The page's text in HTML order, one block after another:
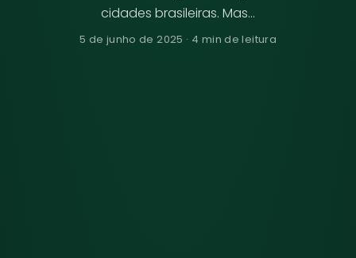
cidades brasileiras. Mas…
5 de junho de 2025 · 4 min de leitura